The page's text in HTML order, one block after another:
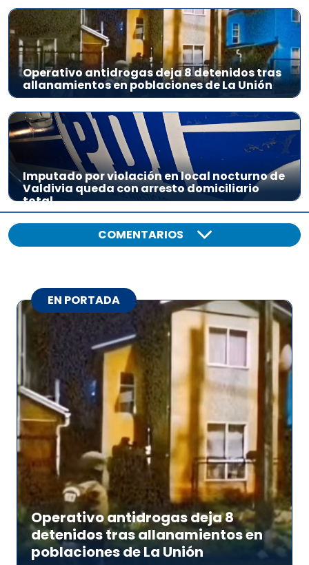
Operativo antidrogas deja 8 detenidos tras
allanamientos en poblaciones de La Unión
Imputado por violación en local nocturno de
Valdivia queda con arresto domiciliario
total
COMENTARIOS
EN PORTADA
Operativo antidrogas deja 8
detenidos tras allanamientos en
poblaciones de La Unión